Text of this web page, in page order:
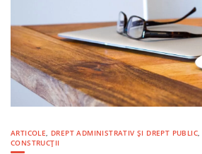
ARTICOLE, DREPT ADMINISTRATIV ȘI DREPT PUBLIC,
CONSTRUCȚII